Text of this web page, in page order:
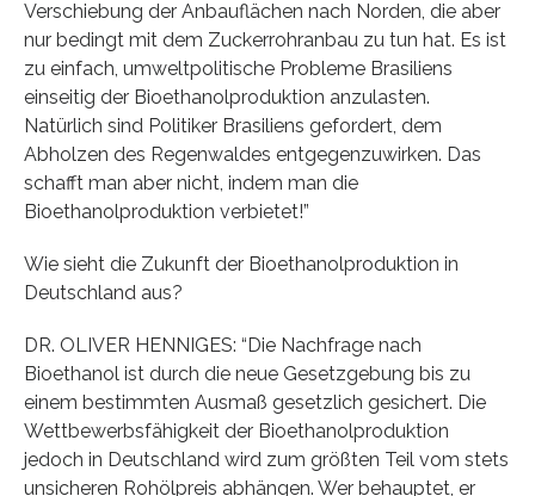
Verschiebung der Anbauflächen nach Norden, die aber
nur bedingt mit dem Zuckerrohranbau zu tun hat. Es ist
zu einfach, umweltpolitische Probleme Brasiliens
einseitig der Bioethanolproduktion anzulasten.
Natürlich sind Politiker Brasiliens gefordert, dem
Abholzen des Regenwaldes entgegenzuwirken. Das
schafft man aber nicht, indem man die
Bioethanolproduktion verbietet!”
Wie sieht die Zukunft der Bioethanolproduktion in
Deutschland aus?
DR. OLIVER HENNIGES: “Die Nachfrage nach
Bioethanol ist durch die neue Gesetzgebung bis zu
einem bestimmten Ausmaß gesetzlich gesichert. Die
Wettbewerbsfähigkeit der Bioethanolproduktion
jedoch in Deutschland wird zum größten Teil vom stets
unsicheren Rohölpreis abhängen. Wer behauptet, er